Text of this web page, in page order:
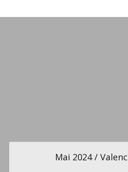
Mai 2024 /